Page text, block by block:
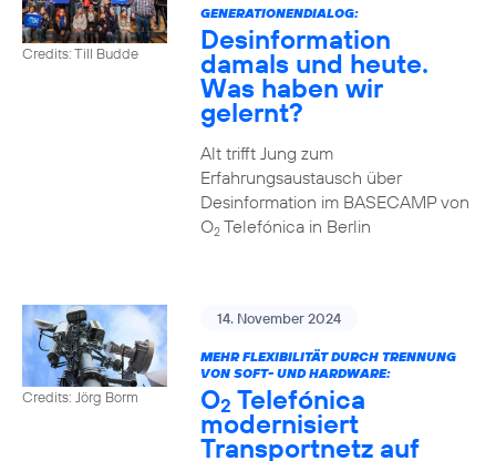
Credits: Till Budde
GENERATIONENDIALOG:
Desinformation
damals und heute.
Was haben wir
gelernt?
Alt trifft Jung zum
Erfahrungsaustausch über
Desinformation im BASECAMP von
O2Telefónica in Berlin
Credits: Jörg Borm
14. November 2024
MEHR FLEXIBILITÄT DURCH TRENNUNG
VON SOFT- UND HARDWARE:
O2 Telefónica
modernisiert
Transportnetz auf